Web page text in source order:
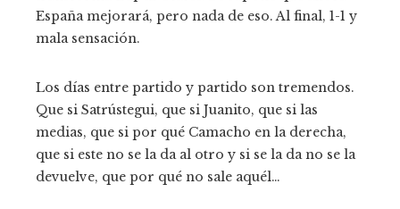
España mejorará, pero nada de eso. Al final, 1-1 y
mala sensación.
Los días entre partido y partido son tremendos.
Que si Satrústegui, que si Juanito, que si las
medias, que si por qué Camacho en la derecha,
que si este no se la da al otro y si se la da no se la
devuelve, que por qué no sale aquél…